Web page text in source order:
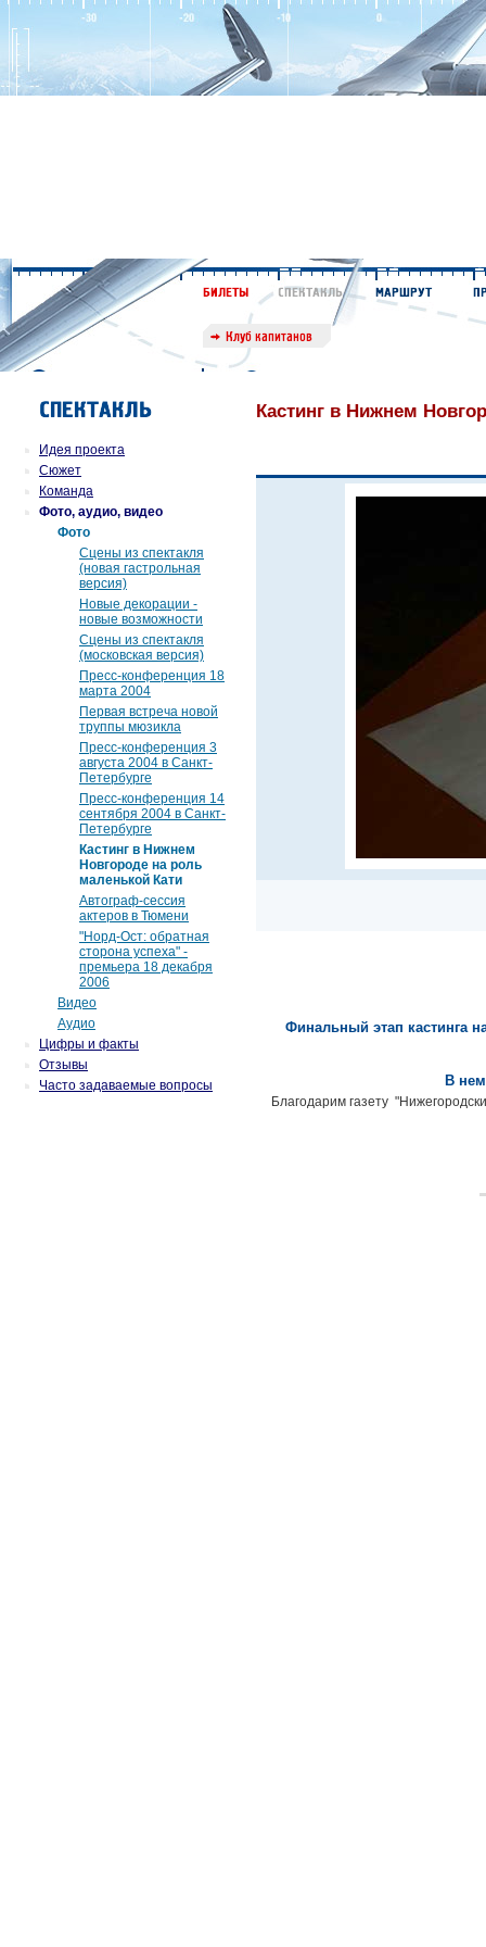
Идея проекта
Сюжет
Команда
Фото, аудио, видео
Фото
Сцены из спектакля
(новая гастрольная
версия)
Новые декорации -
новые возможности
Сцены из спектакля
(московская версия)
Пресс-конференция 18
марта 2004
Первая встреча новой
труппы мюзикла
Пресс-конференция 3
августа 2004 в Санкт-
Петербурге
Пресс-конференция 14
сентября 2004 в Санкт-
Петербурге
Кастинг в Нижнем
Новгороде на роль
маленькой Кати
Автограф-сессия
актеров в Тюмени
"Норд-Ост: обратная
сторона успеха" -
премьера 18 декабря
2006
Видео
Аудио
Цифры и факты
Отзывы
Часто задаваемые вопросы
Кастинг в Нижнем
Финальный этап кастинга
В
Благодарим газету